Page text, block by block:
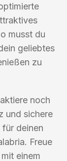
musst du
geliebtes
zu
noch
und sichere
deinen
Freue
einem